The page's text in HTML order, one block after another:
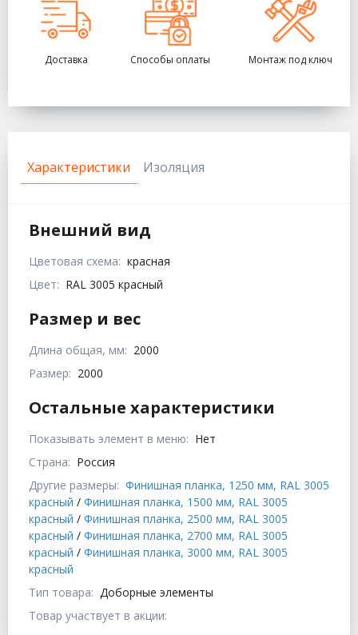
Доставка Способы оплаты Монтаж под ключ
Характеристики Изоляция
Внешний вид
Цветовая схема: красная
Цвет: RAL 3005 красный
Размер и вес
Длина общая, мм: 2000
Размер: 2000
Остальные характеристики
Показывать элемент в меню: Нет
Страна: Россия
Другие размеры: Финишная планка, 1250 мм, RAL 3005
красный / Финишная планка, 1500 мм, RAL 3005
красный / Финишная планка, 2500 мм, RAL 3005
красный / Финишная планка, 2700 мм, RAL 3005
красный / Финишная планка, 3000 мм, RAL 3005
красный
Тип товара: Доборные элементы
Товар участвует в акции: